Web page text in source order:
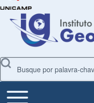
Search
Main Menu
Toggle main menu